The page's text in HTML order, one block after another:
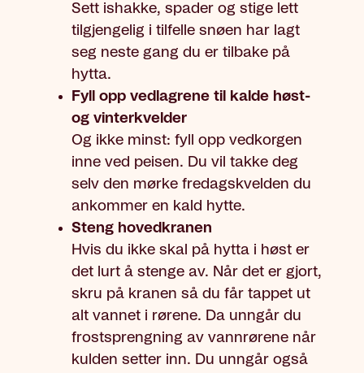
Sett ishakke, spader og stige lett
tilgjengelig i tilfelle snøen har lagt
seg neste gang du er tilbake på
hytta.
Fyll opp vedlagrene til kalde høst-
og vinterkvelder
Og ikke minst: fyll opp vedkorgen
inne ved peisen. Du vil takke deg
selv den mørke fredagskvelden du
ankommer en kald hytte.
Steng hovedkranen
Hvis du ikke skal på hytta i høst er
det lurt å stenge av. Når det er gjort,
skru på kranen så du får tappet ut
alt vannet i rørene. Da unngår du
frostsprengning av vannrørene når
kulden setter inn. Du unngår også